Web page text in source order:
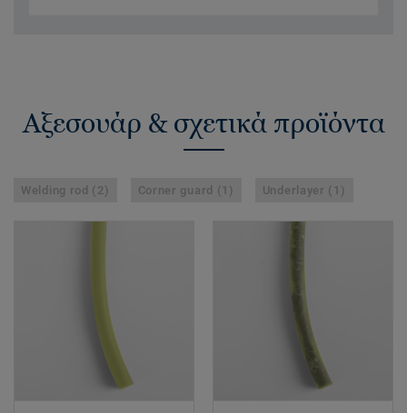
Αξεσουάρ & σχετικά προϊόντα
Welding rod (2) Corner guard (1) Underlayer (1)